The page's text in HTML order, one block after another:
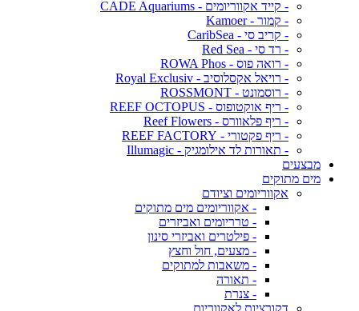
- קייד אקווריומים - CADE Aquariums
- קמור - Kamoer
- קריב סי - CaribSea
- רד סי - Red Sea
- רואה פוס - ROWA Phos
- רויאל אקסלוסיב - Royal Exclusiv
- רוסמונט - ROSSMONT
- ריף אוקטופוס - REEF OCTOPUS
- ריף פלאוורס - Reef Flowers
- ריף פקטורי - REEF FACTORY
- תאורות לד אילומגיק - Illumagic
מבצעים
מים מתוקים
אקווריומים וציודם
- אקווריומים מים מתוקים
- טרריומים ואביזרים
- פילטרים ואביזרי סינון
- מצעים, חול וחצץ
- משאבות למתוקים
- תאורה
- צנרת
דקורציות לאקווריום